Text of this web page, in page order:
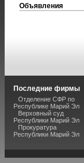
Объявления
Последние фирмы
Отделение СФР по
Республике Марий Эл
Верховный суд
Республики Марий Эл
Прокуратура
Республики Марий Эл